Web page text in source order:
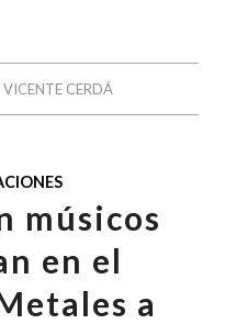
VICENTE CERDÁ
músicos
en el
a